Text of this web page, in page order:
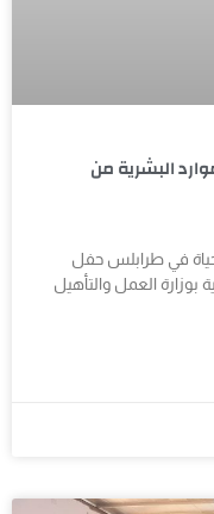
البشرية من
بفندق الحياة في طرابلس حفل
العمل والتأهيل